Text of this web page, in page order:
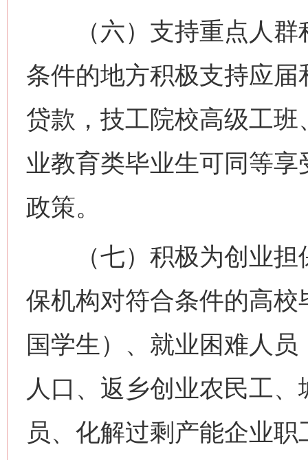
（六）支持重点人群
条件的地方积极支持应
贷款，技工院校高级工
业教育类毕业生可同等
政策。
（七）积极为创业担
保机构对符合条件的高
国学生）、就业困难人
人口、返乡创业农民工
员、化解过剩产能企业